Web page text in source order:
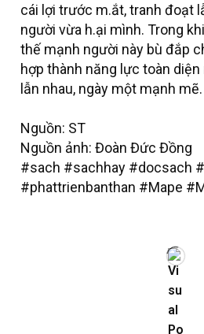
cái lợi trước m.ắt, tranh đoạt
người vừa h.ại mình. Trong
thế mạnh người này bù đắp
hợp thành năng lực toàn
lẫn nhau, ngày một mạnh mẽ.
Nguồn: ST
Nguồn ảnh: Đoàn Đức Đồng
#sach #sachhay #docsach
#phattrienbanthan #Mape